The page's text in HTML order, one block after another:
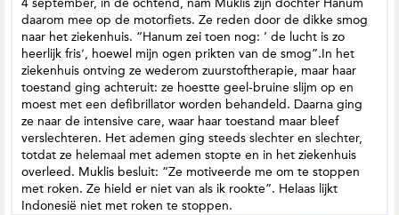
4 september, in de ochtend, nam Muklis zijn dochter Hanum
daarom mee op de motorfiets. Ze reden door de dikke smog
naar het ziekenhuis. “Hanum zei toen nog: ‘ de lucht is zo
heerlijk fris’, hoewel mijn ogen prikten van de smog”.In het
ziekenhuis ontving ze wederom zuurstoftherapie, maar haar
toestand ging achteruit: ze hoestte geel-bruine slijm op en
moest met een defibrillator worden behandeld. Daarna ging
ze naar de intensive care, waar haar toestand maar bleef
verslechteren. Het ademen ging steeds slechter en slechter,
totdat ze helemaal met ademen stopte en in het ziekenhuis
overleed. Muklis besluit: “Ze motiveerde me om te stoppen
met roken. Ze hield er niet van als ik rookte”. Helaas lijkt
Indonesië niet met roken te stoppen.